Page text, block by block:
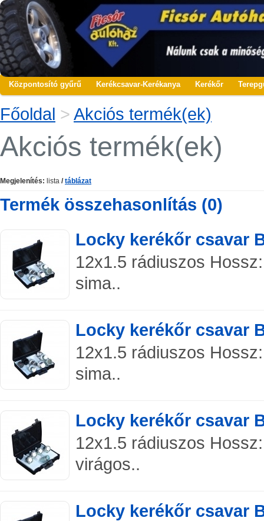
Központosító gyűrű Kerékcsavar-Kerékanya Kerékőr
Főoldal > Akciós termék(ek)
Akciós termék(ek)
Megjelenítés: lista / táblázat
Termék összehasonlítás (0)
Locky kerékőr csavar
12x1.5 rádiuszos
sima..
Locky kerékőr csavar
12x1.5 rádiuszos
sima..
Locky kerékőr csavar
12x1.5 rádiuszos
virágos..
Locky kerékőr csavar